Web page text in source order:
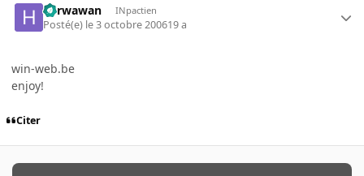
herwawan INpactien
Posté(e) le 3 octobre 200619 a
win-web.be
enjoy!
Citer